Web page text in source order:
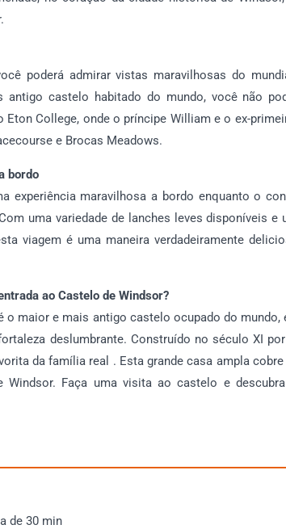
poderá admirar vistas maravilhosas do
castelo habitado do mundo, você não
College, onde o príncipe William e o ex-
e Brocas Meadows.
bordo
experiência maravilhosa a bordo enquanto o
uma variedade de lanches leves disponíveis
viagem é uma maneira verdadeiramente
ao Castelo de Windsor?
o maior e mais antigo castelo ocupado do mundo,
deslumbrante. Construído no século XI
da família real . Esta grande casa ampla
Windsor. Faça uma visita ao castelo e
de 30 min